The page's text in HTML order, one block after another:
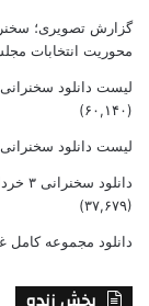
گزارش تصویری؛
محوریت انتخابات
لیست دانلود سخنرانی
(۶۰,۱۴۰)
لیست دانلود
دانلود سخنرانی ۳ خرداد ۹۴ با موضوع من ریویزیونیست‌ام، پس هستم!
(۳۷,۶۷۹)
دانلود مجموعه